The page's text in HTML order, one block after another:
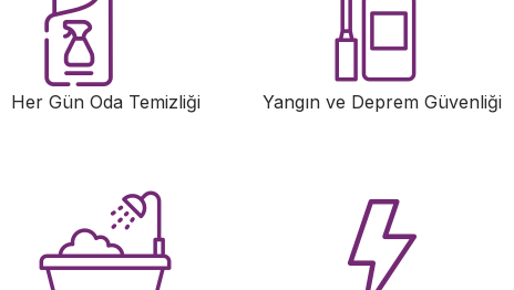
Her Gün Oda Temizliği Yangın ve Deprem Güvenliği